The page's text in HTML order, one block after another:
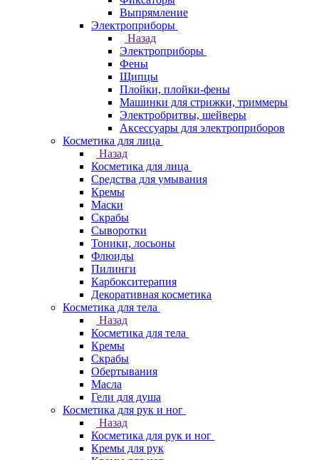
Выпрямление
Электроприборы
Назад
Электроприборы
Фены
Щипцы
Плойки, плойки-фены
Машинки для стрижки, триммеры
Электробритвы, шейверы
Аксессуары для электроприборов
Косметика для лица
Назад
Косметика для лица
Средства для умывания
Кремы
Маски
Скрабы
Сыворотки
Тоники, лосьоны
Флюиды
Пилинги
Карбокситерапия
Декоративная косметика
Косметика для тела
Назад
Косметика для тела
Кремы
Скрабы
Обертывания
Масла
Гели для душа
Косметика для рук и ног
Назад
Косметика для рук и ног
Кремы для рук